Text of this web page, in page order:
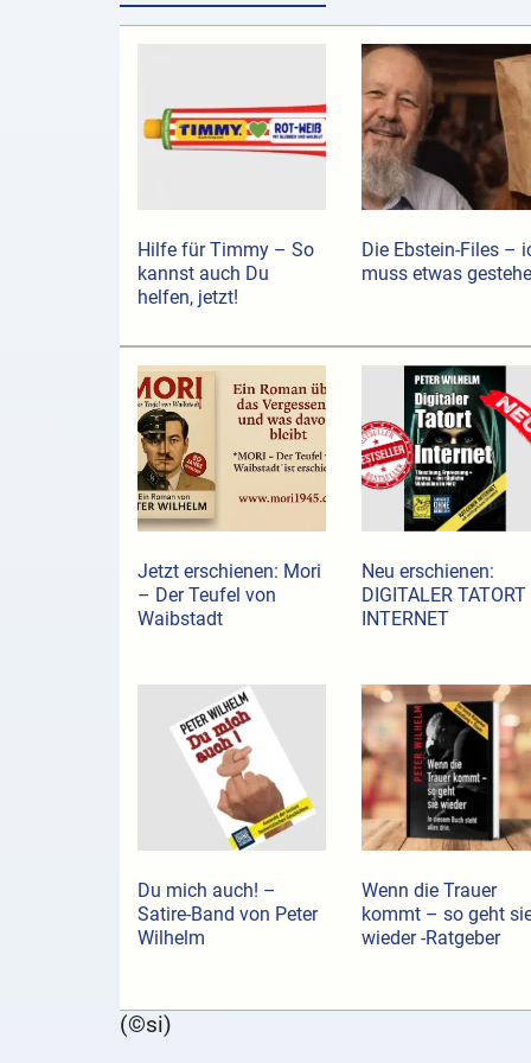
Hilfe für Timmy – So
kannst auch Du
helfen, jetzt!
Die Ebstein-Files –
muss etwas
Jetzt erschienen: Mori
– Der Teufel von
Waibstadt
Neu erschienen:
DIGITALER TATORT
INTERNET
Du mich auch! –
Satire-Band von Peter
Wilhelm
Wenn die Trauer
kommt – so geht
wieder -Ratgeber
(©si)